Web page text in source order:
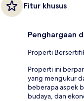
Fitur khusus
Penghargaan
Properti
Properti ini
yang mengukur
beberapa aspek
budaya, dan